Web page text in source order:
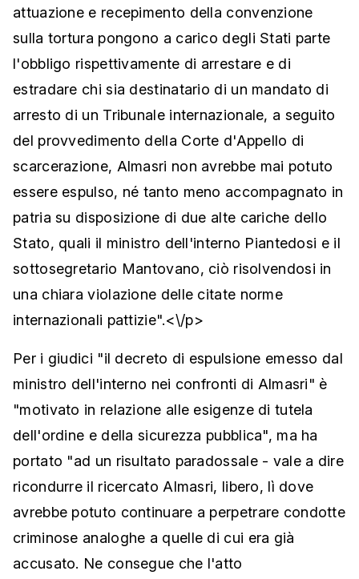
attuazione e recepimento della convenzione
sulla tortura pongono a carico degli Stati parte
l'obbligo rispettivamente di arrestare e di
estradare chi sia destinatario di un mandato di
arresto di un Tribunale internazionale, a seguito
del provvedimento della Corte d'Appello di
scarcerazione, Almasri non avrebbe mai potuto
essere espulso, né tanto meno accompagnato in
patria su disposizione di due alte cariche dello
Stato, quali il ministro dell'interno Piantedosi e il
sottosegretario Mantovano, ciò risolvendosi in
una chiara violazione delle citate norme
internazionali pattizie".<\/p>
Per i giudici "il decreto di espulsione emesso dal
ministro dell'interno nei confronti di Almasri" è
"motivato in relazione alle esigenze di tutela
dell'ordine e della sicurezza pubblica", ma ha
portato "ad un risultato paradossale - vale a dire
ricondurre il ricercato Almasri, libero, lì dove
avrebbe potuto continuare a perpetrare condotte
criminose analoghe a quelle di cui era già
accusato. Ne consegue che l'atto